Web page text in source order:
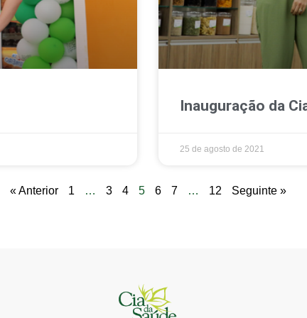
Inauguração da
25 de agosto de 2021
« Anterior 1 … 3 4 5 6 7 … 12 Seguinte »